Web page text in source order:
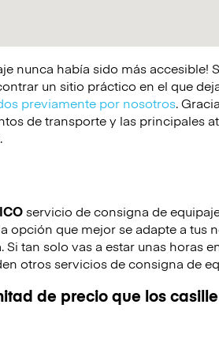
nunca había sido más
un sitio práctico en el que
previamente por nosotros.
de transporte y las principales
servicio de consigna de
opción que mejor se adapte a tus
Si tan solo vas a estar unas horas
otros servicios de consigna de
de precio que los